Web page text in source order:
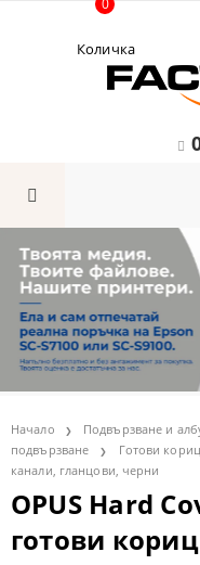
Количка
0
Начало Подвързване и
подвързване
Готови
канали, гланцови, черни
OPUS Hard
готови